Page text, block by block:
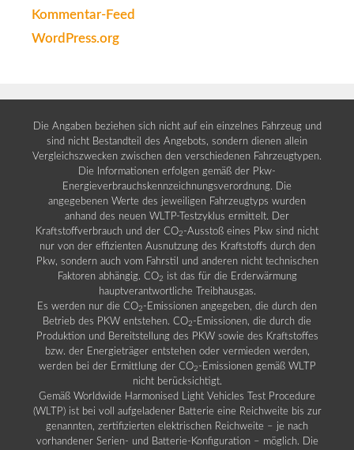
Kommentar-Feed
WordPress.org
Die Angaben beziehen sich nicht auf ein einzelnes Fahrzeug und
sind nicht Bestandteil des Angebots, sondern dienen allein
Vergleichszwecken zwischen den verschiedenen Fahrzeugtypen.
Die Informationen erfolgen gemäß der Pkw-
Energieverbrauchskennzeichnungsverordnung. Die
angegebenen Werte des jeweiligen Fahrzeugtyps wurden
anhand des neuen WLTP-Testzyklus ermittelt. Der
Kraftstoffverbrauch und der CO2 -Ausstoß eines Pkw sind nicht
nur von der effizienten Ausnutzung des Kraftstoffs durch den
Pkw, sondern auch vom Fahrstil und anderen nicht technischen
Faktoren abhängig. CO2 ist das für die Erderwärmung
hauptverantwortliche Treibhausgas.
Es werden nur die CO2 -Emissionen angegeben, die durch den
Betrieb des PKW entstehen. CO2 -Emissionen, die durch die
Produktion und Bereitstellung des PKW sowie des Kraftstoffes
bzw. der Energieträger entstehen oder vermieden werden,
werden bei der Ermittlung der CO2 -Emissionen gemäß WLTP
nicht berücksichtigt.
Gemäß Worldwide Harmonised Light Vehicles Test Procedure
(WLTP) ist bei voll aufgeladener Batterie eine Reichweite bis zur
genannten, zertifizierten elektrischen Reichweite – je nach
vorhandener Serien- und Batterie-Konfiguration – möglich. Die